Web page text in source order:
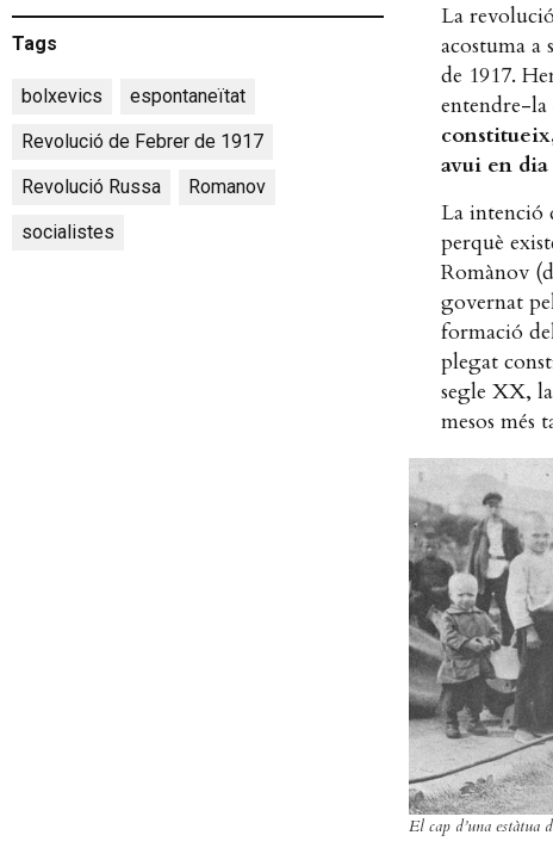
Tags
bolxevics espontaneïtat
Revolució de Febrer de 1917
Revolució Russa
Romanov
socialistes
La
acostuma a
de 1917.
entendre-la
avui en
La intenció
perquè
Romànov
governat
formació
plegat
segle XX,
mesos més
El cap d’una estàtua